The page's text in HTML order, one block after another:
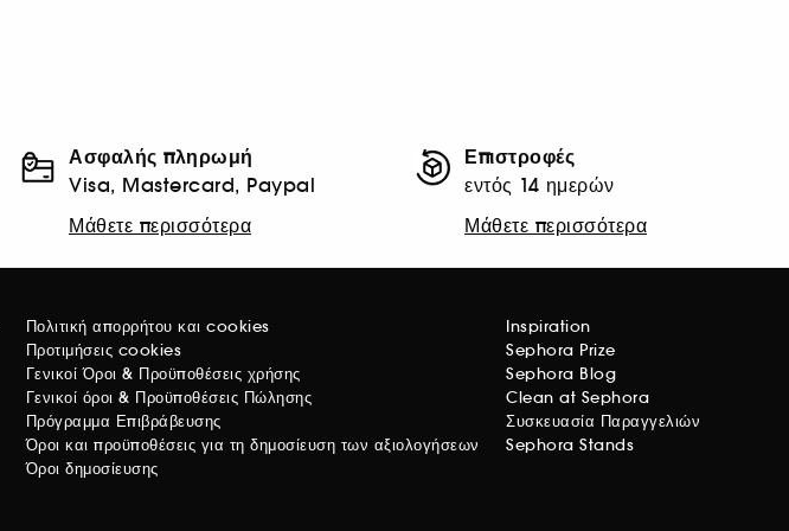
Ασφαλής πληρωμή
Visa, Mastercard, Paypal
Μάθετε περισσότερα
Επιστροφές
εντός 14 ημερών
Μάθετε περισσότερα
Πολιτική απορρήτου και cookies
Προτιμήσεις cookies
Γενικοί Όροι & Προϋποθέσεις χρήσης
Γενικοί όροι & Προϋποθέσεις Πώλησης
Πρόγραμμα Επιβράβευσης
Όροι και προϋποθέσεις για τη δημοσίευση των αξιολογήσεων
Όροι δημοσίευσης
Inspiration
Sephora Prize
Sephora Blog
Clean at Sephora
Συσκευασία Παραγγελιών
Sephora Stands